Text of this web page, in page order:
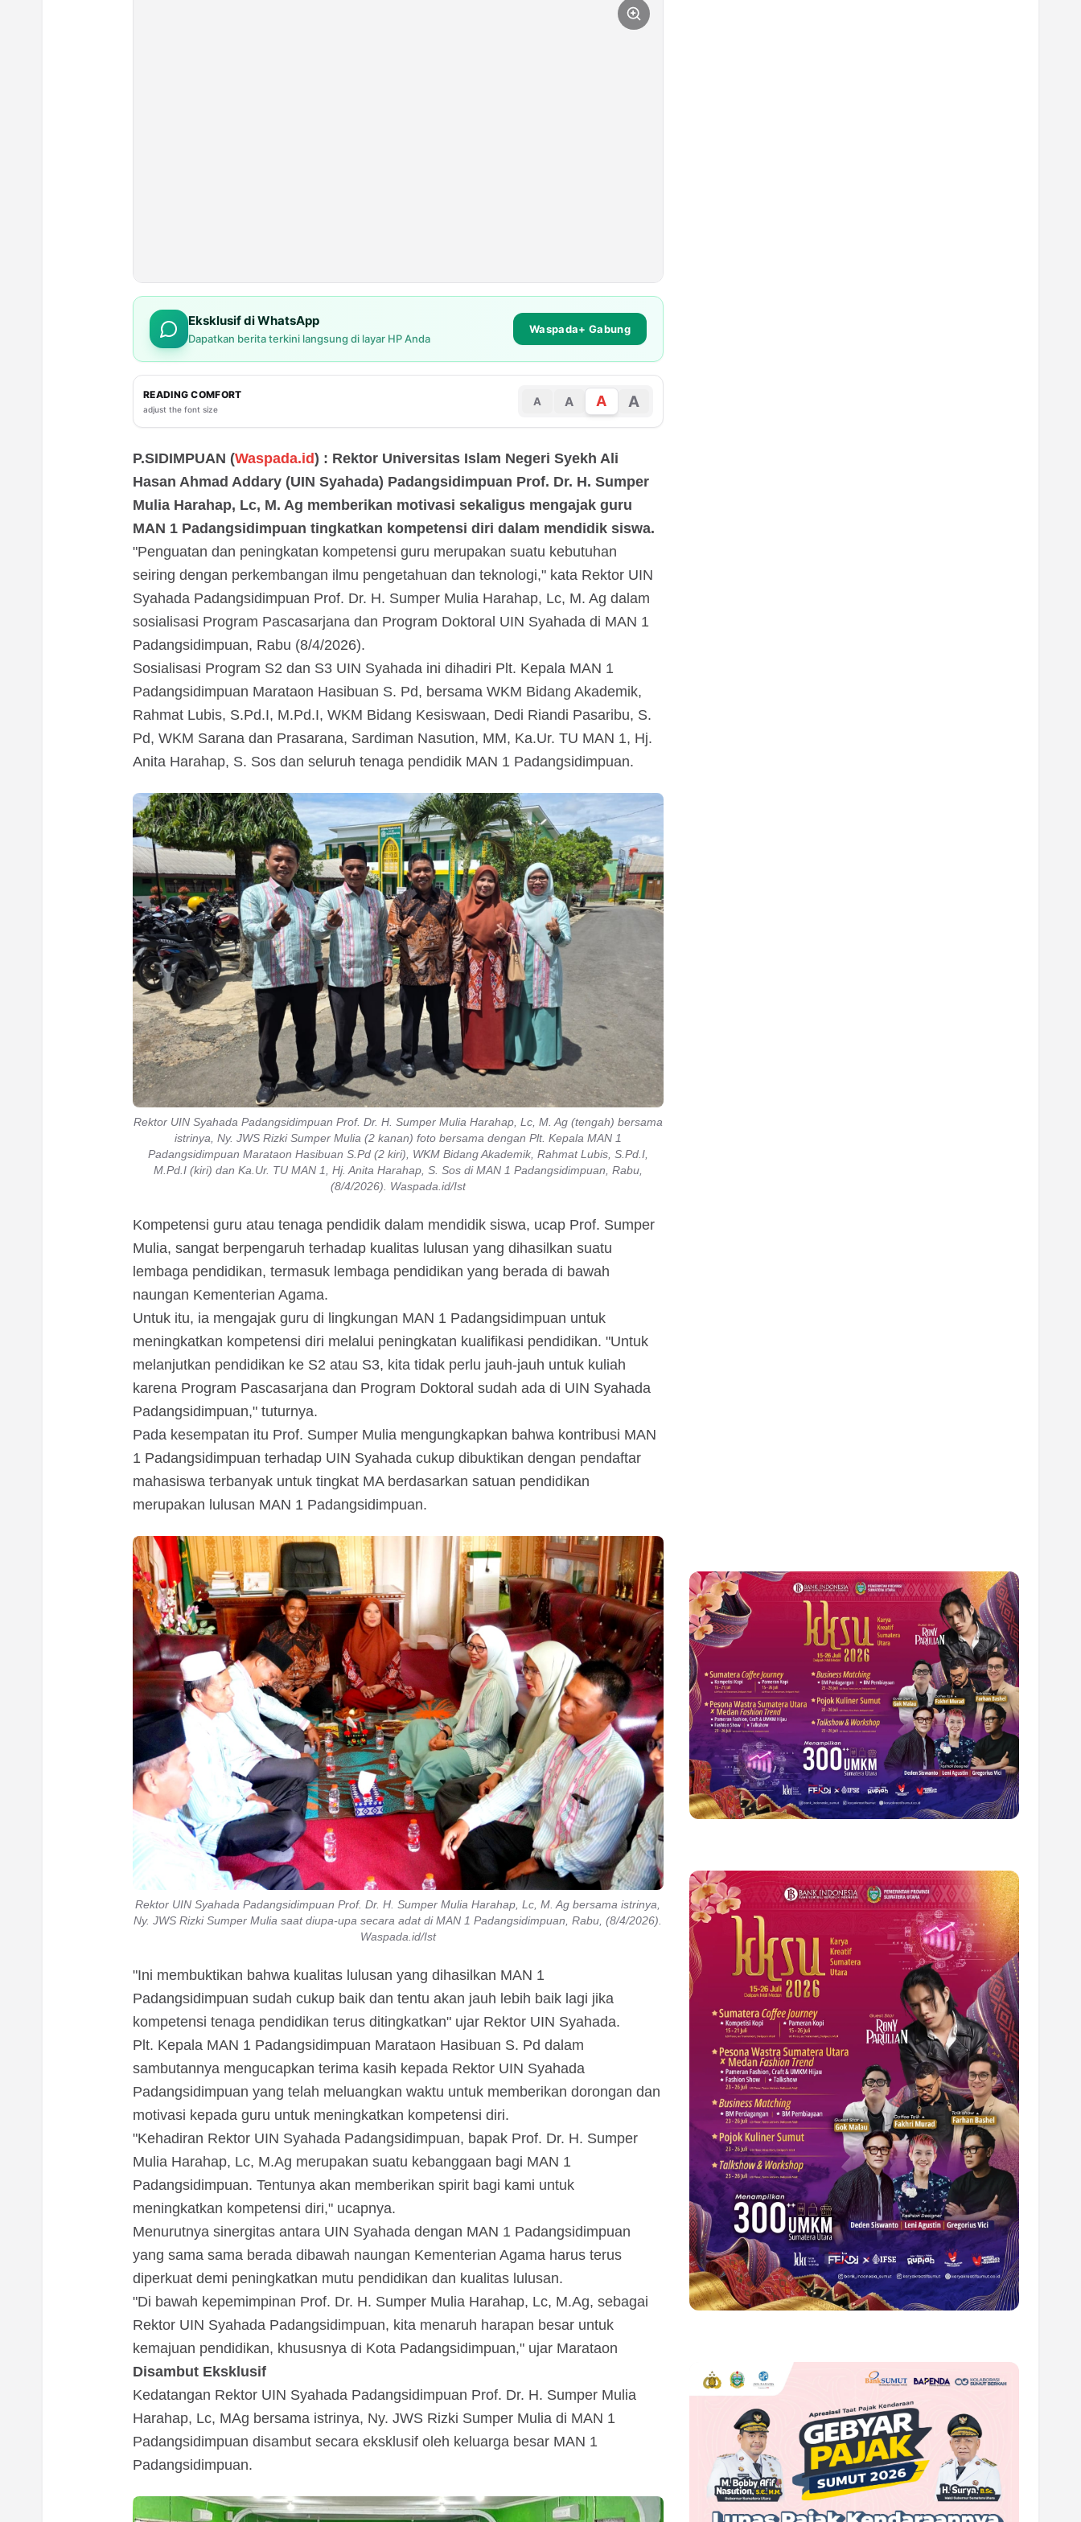
Eksklusif di WhatsApp
Dapatkan berita terkini langsung di layar HP Anda
Waspada+ Gabung
READING COMFORT
adjust the font size
A A A A
P.SIDIMPUAN (Waspada.id) : Rektor Universitas Islam Negeri Syekh Ali
Hasan Ahmad Addary (UIN Syahada) Padangsidimpuan Prof. Dr. H. Sumper
Mulia Harahap, Lc, M. Ag memberikan motivasi sekaligus mengajak guru
MAN 1 Padangsidimpuan tingkatkan kompetensi diri dalam mendidik siswa.
"Penguatan dan peningkatan kompetensi guru merupakan suatu kebutuhan
seiring dengan perkembangan ilmu pengetahuan dan teknologi," kata Rektor UIN
Syahada Padangsidimpuan Prof. Dr. H. Sumper Mulia Harahap, Lc, M. Ag dalam
sosialisasi Program Pascasarjana dan Program Doktoral UIN Syahada di MAN 1
Padangsidimpuan, Rabu (8/4/2026).
Sosialisasi Program S2 dan S3 UIN Syahada ini dihadiri Plt. Kepala MAN 1
Padangsidimpuan Marataon Hasibuan S. Pd, bersama WKM Bidang Akademik,
Rahmat Lubis, S.Pd.I, M.Pd.I, WKM Bidang Kesiswaan, Dedi Riandi Pasaribu, S.
Pd, WKM Sarana dan Prasarana, Sardiman Nasution, MM, Ka.Ur. TU MAN 1, Hj.
Anita Harahap, S. Sos dan seluruh tenaga pendidik MAN 1 Padangsidimpuan.
Rektor UIN Syahada Padangsidimpuan Prof. Dr. H. Sumper Mulia Harahap, Lc, M. Ag (tengah) bersama
istrinya, Ny. JWS Rizki Sumper Mulia (2 kanan) foto bersama dengan Plt. Kepala MAN 1
Padangsidimpuan Marataon Hasibuan S.Pd (2 kiri), WKM Bidang Akademik, Rahmat Lubis, S.Pd.I,
M.Pd.I (kiri) dan Ka.Ur. TU MAN 1, Hj. Anita Harahap, S. Sos di MAN 1 Padangsidimpuan, Rabu,
(8/4/2026). Waspada.id/Ist
Kompetensi guru atau tenaga pendidik dalam mendidik siswa, ucap Prof. Sumper
Mulia, sangat berpengaruh terhadap kualitas lulusan yang dihasilkan suatu
lembaga pendidikan, termasuk lembaga pendidikan yang berada di bawah
naungan Kementerian Agama.
Untuk itu, ia mengajak guru di lingkungan MAN 1 Padangsidimpuan untuk
meningkatkan kompetensi diri melalui peningkatan kualifikasi pendidikan. "Untuk
melanjutkan pendidikan ke S2 atau S3, kita tidak perlu jauh-jauh untuk kuliah
karena Program Pascasarjana dan Program Doktoral sudah ada di UIN Syahada
Padangsidimpuan," tuturnya.
Pada kesempatan itu Prof. Sumper Mulia mengungkapkan bahwa kontribusi MAN
1 Padangsidimpuan terhadap UIN Syahada cukup dibuktikan dengan pendaftar
mahasiswa terbanyak untuk tingkat MA berdasarkan satuan pendidikan
merupakan lulusan MAN 1 Padangsidimpuan.
Rektor UIN Syahada Padangsidimpuan Prof. Dr. H. Sumper Mulia Harahap, Lc, M. Ag bersama istrinya,
Ny. JWS Rizki Sumper Mulia saat diupa-upa secara adat di MAN 1 Padangsidimpuan, Rabu, (8/4/2026).
Waspada.id/Ist
"Ini membuktikan bahwa kualitas lulusan yang dihasilkan MAN 1
Padangsidimpuan sudah cukup baik dan tentu akan jauh lebih baik lagi jika
kompetensi tenaga pendidikan terus ditingkatkan" ujar Rektor UIN Syahada.
Plt. Kepala MAN 1 Padangsidimpuan Marataon Hasibuan S. Pd dalam
sambutannya mengucapkan terima kasih kepada Rektor UIN Syahada
Padangsidimpuan yang telah meluangkan waktu untuk memberikan dorongan dan
motivasi kepada guru untuk meningkatkan kompetensi diri.
"Kehadiran Rektor UIN Syahada Padangsidimpuan, bapak Prof. Dr. H. Sumper
Mulia Harahap, Lc, M.Ag merupakan suatu kebanggaan bagi MAN 1
Padangsidimpuan. Tentunya akan memberikan spirit bagi kami untuk
meningkatkan kompetensi diri," ucapnya.
Menurutnya sinergitas antara UIN Syahada dengan MAN 1 Padangsidimpuan
yang sama sama berada dibawah naungan Kementerian Agama harus terus
diperkuat demi peningkatkan mutu pendidikan dan kualitas lulusan.
"Di bawah kepemimpinan Prof. Dr. H. Sumper Mulia Harahap, Lc, M.Ag, sebagai
Rektor UIN Syahada Padangsidimpuan, kita menaruh harapan besar untuk
kemajuan pendidikan, khususnya di Kota Padangsidimpuan," ujar Marataon
Disambut Eksklusif
Kedatangan Rektor UIN Syahada Padangsidimpuan Prof. Dr. H. Sumper Mulia
Harahap, Lc, MAg bersama istrinya, Ny. JWS Rizki Sumper Mulia di MAN 1
Padangsidimpuan disambut secara eksklusif oleh keluarga besar MAN 1
Padangsidimpuan.